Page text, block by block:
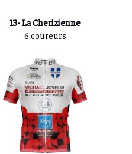
13- La Cherizienne
6 coureurs